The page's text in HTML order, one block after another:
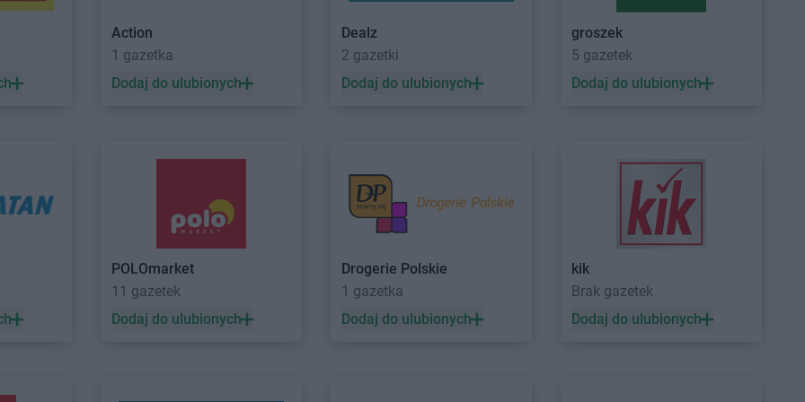
ROSSMANN
ROSSMANN
ROSSMANN
ROSSMANN
Dobrzyń nad Wisłą
ROSSMANN
ROSSMANN Działdowo
ROSSMANN Gołków
ROSSMANN Gorzyce
ROSSMANN Grodzisk
Action
1 gazetka
Dodaj do ulubionych
Dealz
2 gazetki
Dodaj do ulubionych
groszek
5 gazetek
Dodaj do ulubionych
POLOmarket
11 gazetek
Dodaj do ulubionych
Drogerie Polskie
1 gazetka
Dodaj do ulubionych
kik
Brak gazetek
Dodaj do ulubionych